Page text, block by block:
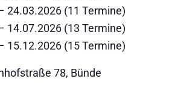
24.03.2026 (11 Termine)
14.07.2026 (13 Termine)
15.12.2026 (15 Termine)
78, Bünde